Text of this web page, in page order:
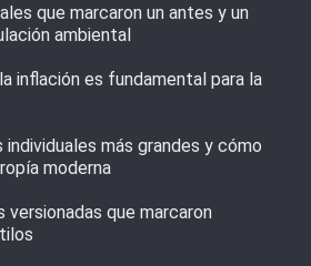
que marcaron un antes y un
ambiental
inflación es fundamental para la
individuales más grandes y cómo
moderna
versionadas que marcaron